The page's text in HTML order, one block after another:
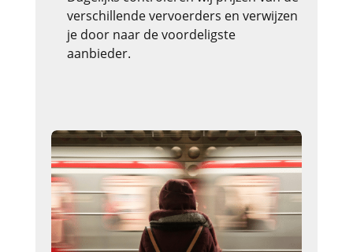
verschillende vervoerders en verwijzen
je door naar de voordeligste
aanbieder.